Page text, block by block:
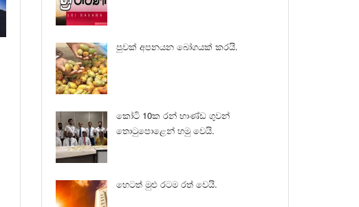
පුවක් අපනයන බෝගයක් කරයි.
කෝටි 10ක රන් භාණ්ඩ ගුවන්
තොටුපොළෙන් හමු වෙයි.
හෙටත් මුළු රටම රත් වෙයි.